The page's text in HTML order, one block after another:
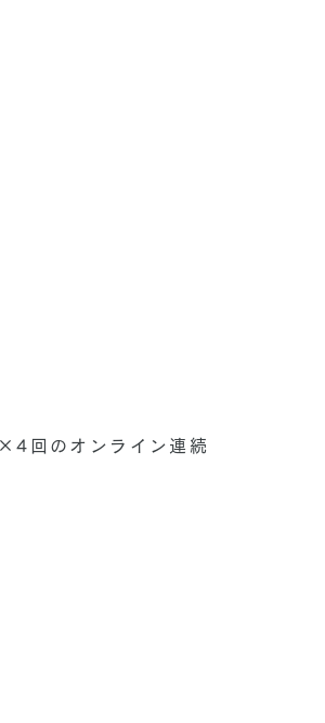
回のオンライン連続